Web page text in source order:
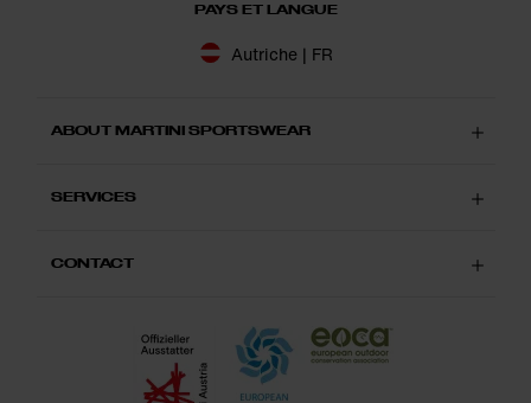
PAYS ET LANGUE
Autriche | FR
ABOUT MARTINI SPORTSWEAR
SERVICES
CONTACT